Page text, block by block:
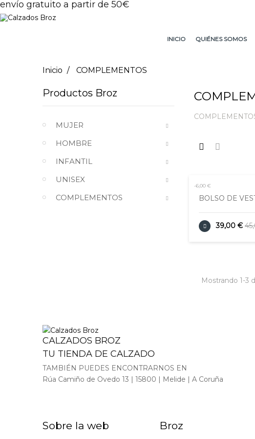
envío gratuito a partir de 50€
INICIO QUIÉNES SOMOS
Inicio COMPLEMENTOS
Productos Broz
MUJER
HOMBRE
INFANTIL
UNISEX
COMPLEMENTOS
-6,00 €
BOLSO DE
39,00 €
Mostrando 1-3
CALZADOS BROZ
TU TIENDA DE CALZADO
TAMBIÉN PUEDES ENCONTRARNOS EN
Rúa Camiño de Ovedo 13 | 15800 | Melide | A Coruña
Sobre la web Broz